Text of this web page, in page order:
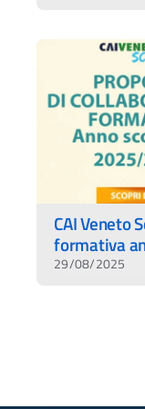
CAI Veneto
formativa
29/08/2025